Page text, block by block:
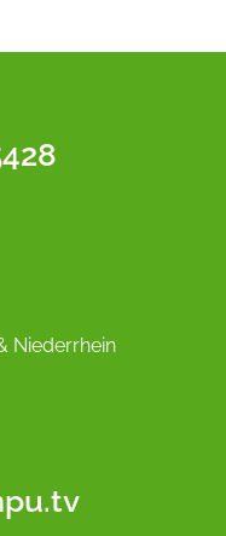
Niederrhein